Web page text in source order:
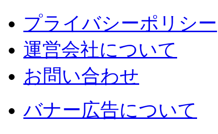
プライバシーポリシー
運営会社について
お問い合わせ
バナー広告について